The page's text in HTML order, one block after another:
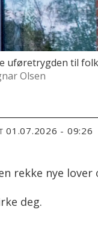
uføretrygden til
Olsen
01.07.2026 - 09:26
rekke nye lover
deg.